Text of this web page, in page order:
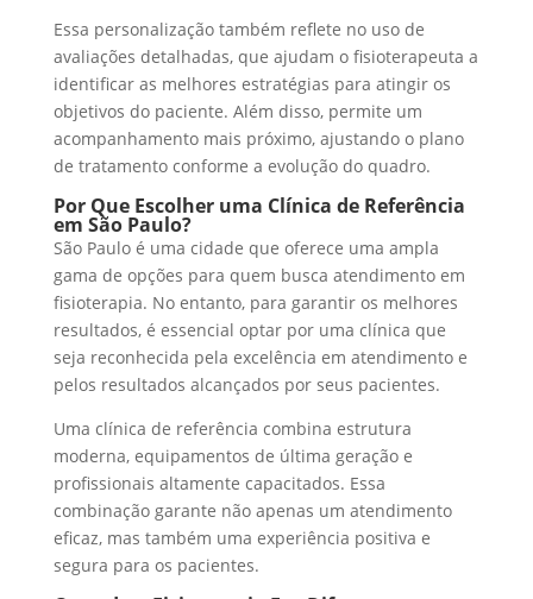
Essa personalização também reflete no uso de
avaliações detalhadas, que ajudam o fisioterapeuta a
identificar as melhores estratégias para atingir os
objetivos do paciente. Além disso, permite um
acompanhamento mais próximo, ajustando o plano
de tratamento conforme a evolução do quadro.
Por Que Escolher uma Clínica de Referência
em São Paulo?
São Paulo é uma cidade que oferece uma ampla
gama de opções para quem busca atendimento em
fisioterapia. No entanto, para garantir os melhores
resultados, é essencial optar por uma clínica que
seja reconhecida pela excelência em atendimento e
pelos resultados alcançados por seus pacientes.
Uma clínica de referência combina estrutura
moderna, equipamentos de última geração e
profissionais altamente capacitados. Essa
combinação garante não apenas um atendimento
eficaz, mas também uma experiência positiva e
segura para os pacientes.